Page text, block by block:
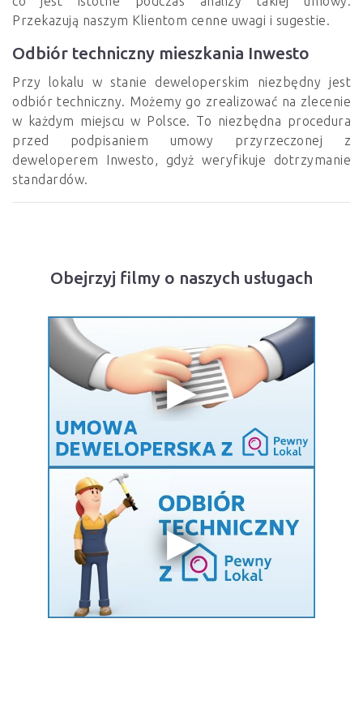
Przekazują naszym Klientom cenne uwagi i sugestie.
Odbiór techniczny mieszkania Inwesto
Przy lokalu w stanie deweloperskim niezbędny jest
odbiór techniczny. Możemy go zrealizować na zlecenie
w każdym miejscu w Polsce. To niezbędna procedura
przed podpisaniem umowy przyrzeczonej z
deweloperem Inwesto, gdyż weryfikuje dotrzymanie
standardów.
Obejrzyj filmy o naszych usługach